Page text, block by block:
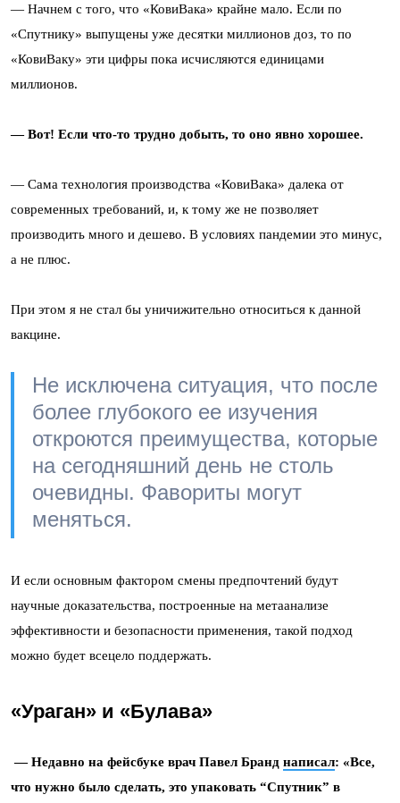
— Начнем с того, что «КовиВака» крайне мало. Если по
«Спутнику» выпущены уже десятки миллионов доз, то по
«КовиВаку» эти цифры пока исчисляются единицами
миллионов.
— Вот! Если что-то трудно добыть, то оно явно хорошее.
— Сама технология производства «КовиВака» далека от
современных требований, и, к тому же не позволяет
производить много и дешево. В условиях пандемии это минус,
а не плюс.
При этом я не стал бы уничижительно относиться к данной
вакцине.
Не исключена ситуация, что после
более глубокого ее изучения
откроются преимущества, которые
на сегодняшний день не столь
очевидны. Фавориты могут
меняться.
И если основным фактором смены предпочтений будут
научные доказательства, построенные на метаанализе
эффективности и безопасности применения, такой подход
можно будет всецело поддержать.
«Ураган» и «Булава»
— Недавно на фейсбуке врач Павел Бранд написал: «Все,
что нужно было сделать, это упаковать “Спутник” в